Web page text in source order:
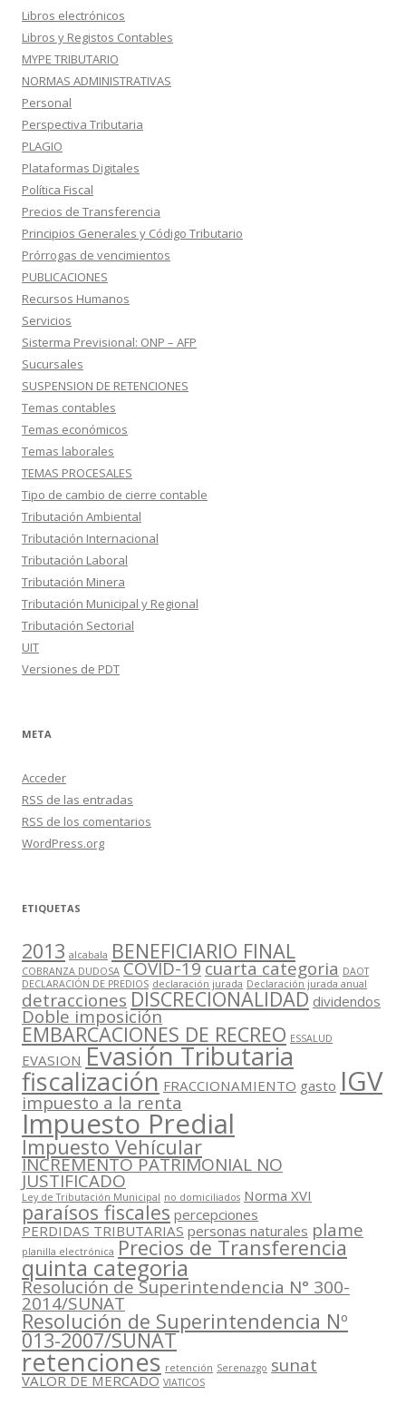
Libros electrónicos
Libros y Registos Contables
MYPE TRIBUTARIO
NORMAS ADMINISTRATIVAS
Personal
Perspectiva Tributaria
PLAGIO
Plataformas Digitales
Política Fiscal
Precios de Transferencia
Principios Generales y Código Tributario
Prórrogas de vencimientos
PUBLICACIONES
Recursos Humanos
Servicios
Sisterma Previsional: ONP – AFP
Sucursales
SUSPENSION DE RETENCIONES
Temas contables
Temas económicos
Temas laborales
TEMAS PROCESALES
Tipo de cambio de cierre contable
Tributación Ambiental
Tributación Internacional
Tributación Laboral
Tributación Minera
Tributación Municipal y Regional
Tributación Sectorial
UIT
Versiones de PDT
META
Acceder
RSS de las entradas
RSS de los comentarios
WordPress.org
ETIQUETAS
2013 alcabala BENEFICIARIO FINAL
COBRANZA DUDOSA COVID-19cuarta categoria DAOT
DECLARACIÓN DE PREDIOS declaración jurada Declaración jurada anual
detracciones DISCRECIONALIDAD dividendos
Doble imposición
EMBARCACIONES DE RECREO ESSALUD
EVASION Evasión Tributaria
fiscalización FRACCIONAMIENTO gasto IGV
impuesto a la renta
Impuesto Predial
Impuesto Vehícular
INCREMENTO PATRIMONIAL NO
JUSTIFICADO
Ley de Tributación Municipal no domiciliados Norma XVI
paraísos fiscales percepciones
PERDIDAS TRIBUTARIAS personas naturales plame
planilla electrónica Precios de Transferencia
quinta categoria
Resolución de Superintendencia N° 300-
2014/SUNAT
Resolución de Superintendencia Nº
013-2007/SUNAT
retenciones retención Serenazgo sunat
VALOR DE MERCADO VIATICOS